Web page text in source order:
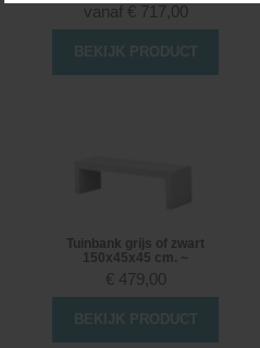
vanaf € 717,00
BEKIJK PRODUCT
Tuinbank grijs of zwart
150x45x45 cm. ~
€ 479,00
BEKIJK PRODUCT